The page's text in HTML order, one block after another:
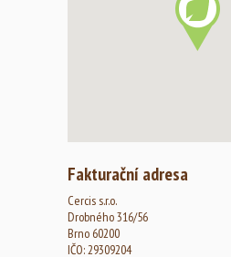
Fakturační adresa
Cercis s.r.o.
Drobného 316/56
Brno 60200
IČO: 29309204